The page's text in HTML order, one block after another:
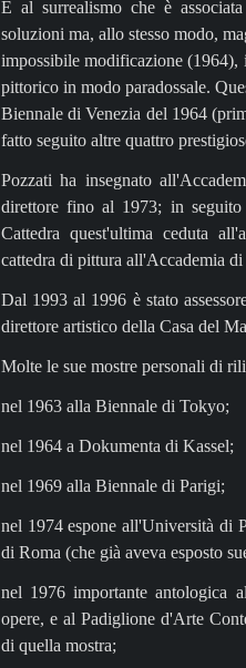
È al surrealismo che è
soluzioni ma, allo stesso modo,
impossibile modificazione
pittorico in modo paradossale.
Biennale di Venezia del 1964
fatto seguito altre quattro
Pozzati ha insegnato
direttore fino al 1973; in
Cattedra quest'ultima ceduta
cattedra di pittura all'Accademia
Dal 1993 al 1996 è stato
direttore artistico della Casa del
Molte le sue mostre personali di
nel 1963 alla Biennale di Tokyo;
nel 1964 a Dokumenta di Kassel;
nel 1969 alla Biennale di Parigi;
nel 1974 espone all'Università di
di Roma (che già aveva esposto
nel 1976 importante antologica
opere, e al Padiglione d'Arte
di quella mostra;